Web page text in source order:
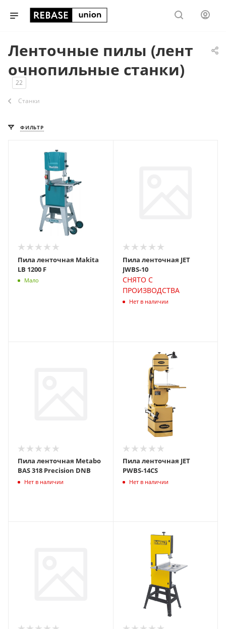
Ленточные пилы (лент
очнопильные станки)
22
Станки
ФИЛЬТР
Пила ленточная Makita
LB 1200 F
Мало
Пила ленточная JET
JWBS-10
СНЯТО С
ПРОИЗВОДСТВА
Нет в наличии
Пила ленточная Metabo
BAS 318 Precision DNB
Нет в наличии
Пила ленточная JET
PWBS-14CS
Нет в наличии